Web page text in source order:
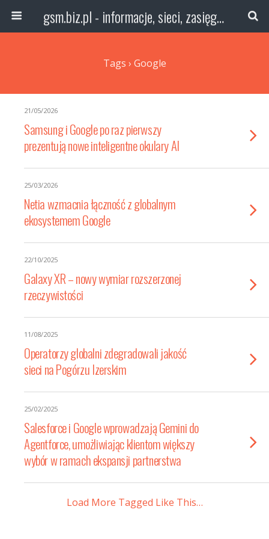
gsm.biz.pl - informacje, sieci, zasięg technologie
Tags › Google
21/05/2026
Samsung i Google po raz pierwszy
prezentują nowe inteligentne okulary AI
25/03/2026
Netia wzmacnia łączność z globalnym
ekosystemem Google
22/10/2025
Galaxy XR – nowy wymiar rozszerzonej
rzeczywistości
11/08/2025
Operatorzy globalni zdegradowali jakość
sieci na Pogórzu Izerskim
25/02/2025
Salesforce i Google wprowadzają Gemini do
Agentforce, umożliwiając klientom większy
wybór w ramach ekspansji partnerstwa
Load More Tagged Like This…